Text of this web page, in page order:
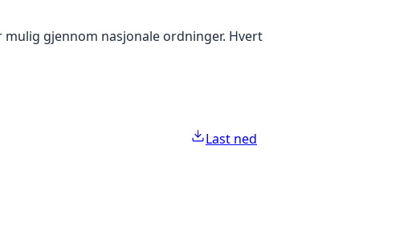
gjennom nasjonale ordninger. Hvert
Last ned